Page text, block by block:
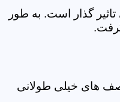
گذار است. به طور
های خیلی طولانی